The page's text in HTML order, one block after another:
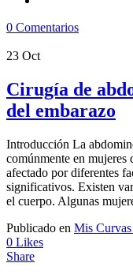
0 Comentarios
23 Oct
Cirugía de
del embarazo
Introducción La
comúnmente en mujeres
afectado por diferentes
significativos. Existen
el cuerpo. Algunas
Publicado en Mis
0 Likes
Share